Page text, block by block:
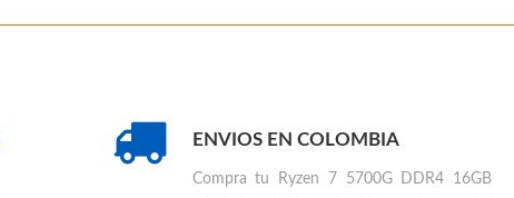
ENVIOS EN COLOMBIA
Compra tu
Ryzen 7 5700G DDR4 16GB